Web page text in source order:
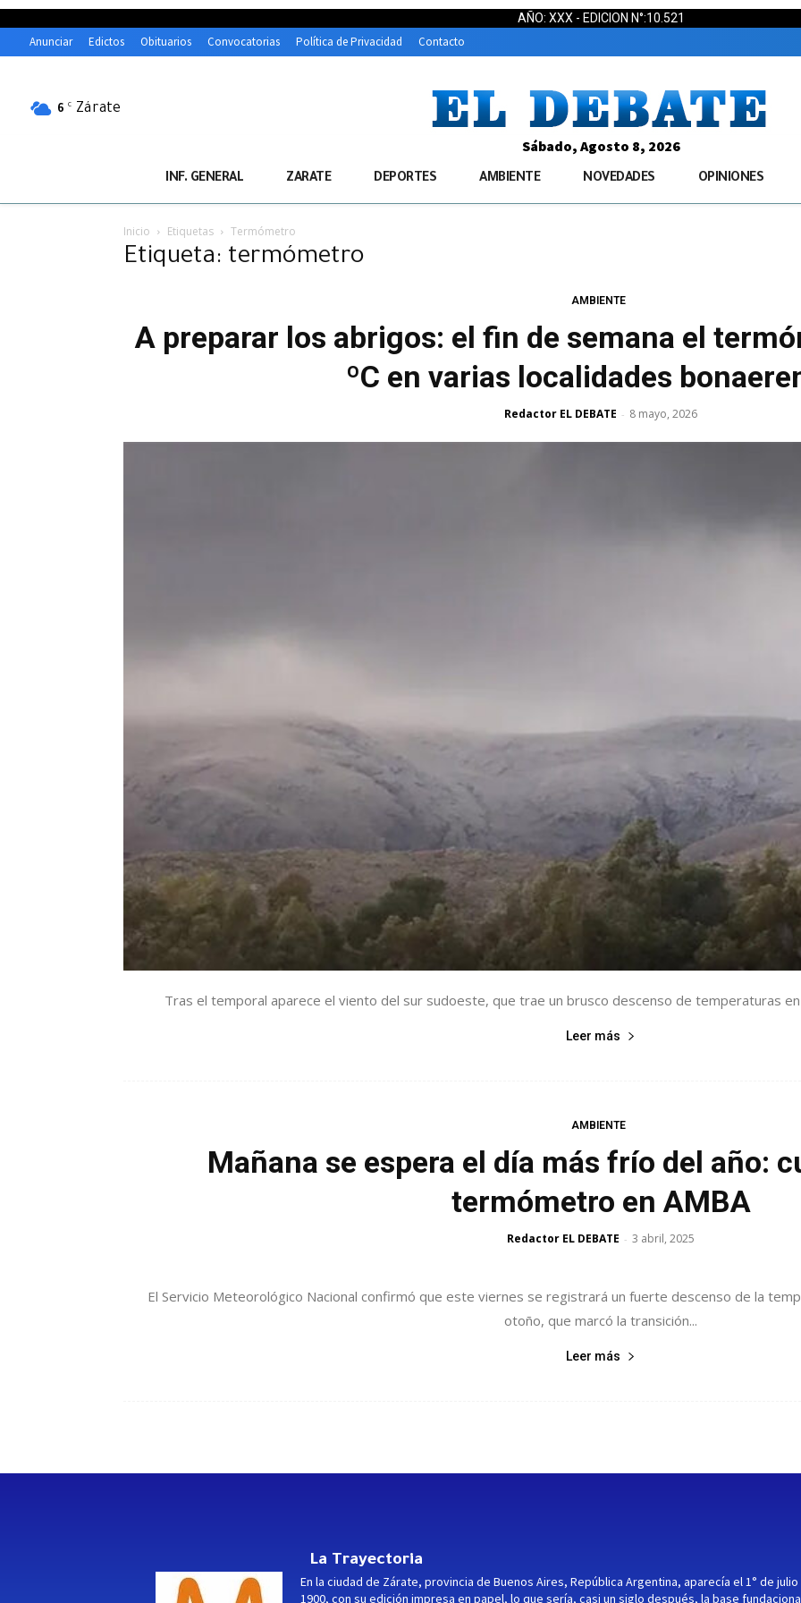
AÑO: XXX - EDICION N°:10.521
Anunciar Edictos Obituarios Convocatorias Política de Privacidad Contacto
6 C Zárate
Sábado, Agosto 8, 2026
INF. GENERAL ZARATE DEPORTES AMBIENTE NOVEDADES OPINIONES
Inicio Etiquetas Termómetro
Etiqueta: termómetro
AMBIENTE
A preparar los abrigos: el fin de semana el
ºC en varias localidades
Redactor EL DEBATE - 8 mayo, 2026
Tras el temporal aparece el viento del sur sudoeste, que trae un brusco descenso de temperaturas en
Leer más
AMBIENTE
Mañana se espera el día más frío del año:
termómetro en AMBA
Redactor EL DEBATE - 3 abril, 2025
El Servicio Meteorológico Nacional confirmó que este viernes se registrará un fuerte descenso de la
otoño, que marcó la transición...
Leer más
La Trayectoria
En la ciudad de Zárate, provincia de Buenos Aires, República Argentina, aparecía el 1° de
1900, con su edición impresa en papel, lo que sería, casi un siglo después, la base